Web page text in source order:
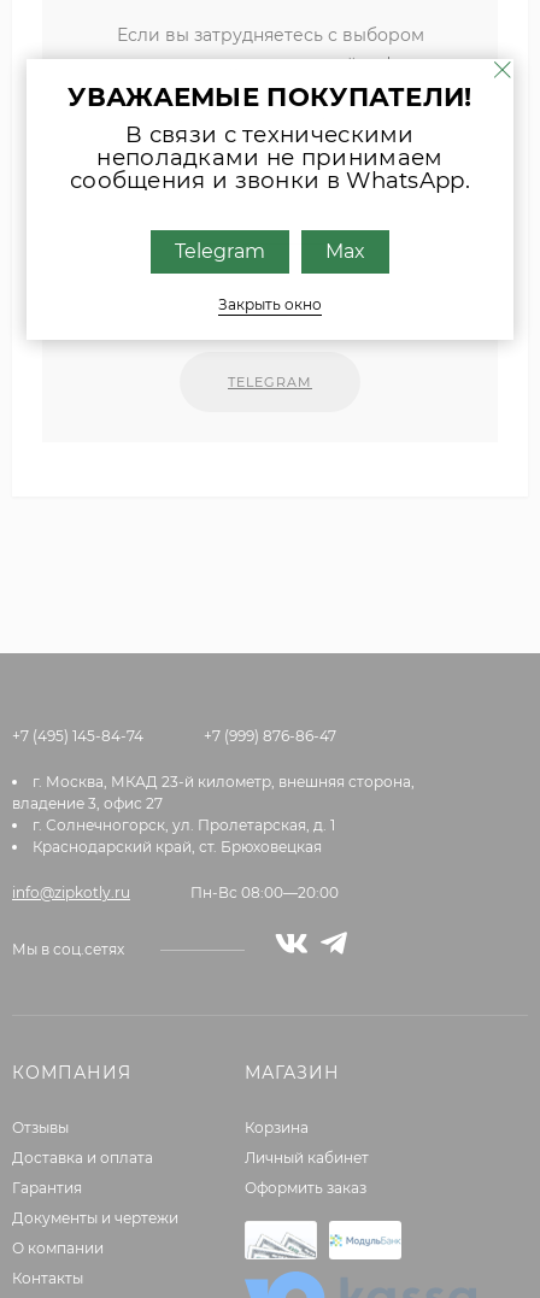
Если вы затрудняетесь с выбором
комплектующих, присылайте фото
шильда оборудования или запчасти
Наши специалисты свяжутся с Вами.
MAX
TELEGRAM
+7 (495) 145-84-74 +7 (999) 876-86-47
г. Москва, МКАД 23-й километр, внешняя сторона,
владение 3, офис 27
г. Солнечногорск, ул. Пролетарская, д. 1
Краснодарский край, ст. Брюховецкая
info@zipkotly.ru Пн-Вс 08:00—20:00
Мы в соц.сетях
КОМПАНИЯ
Отзывы
Доставка и оплата
Гарантия
Документы и чертежи
О компании
Контакты
МАГАЗИН
Корзина
Личный кабинет
Оформить заказ
УВАЖАЕМЫЕ ПОКУПАТЕЛИ!
В связи с техническими
неполадками не принимаем
сообщения и звонки в WhatsApp.
Telegram Max
Закрыть окно